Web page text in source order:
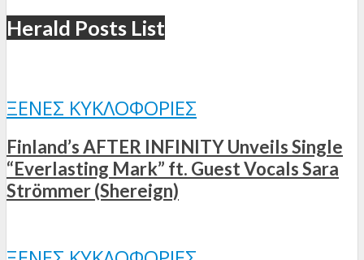
Herald Posts List
ΞΈΝΕΣ ΚΥΚΛΟΦΟΡΊΕΣ
Finland’s AFTER INFINITY Unveils Single
“Everlasting Mark” ft. Guest Vocals Sara
Strömmer (Shereign)